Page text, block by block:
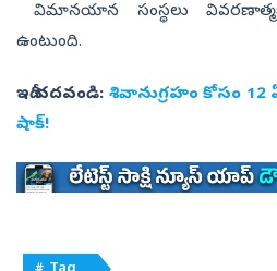
విమానయాన సంస్థలు
ఉంటుంది.
ఇదీ చదవండి: శివానుగ్రహం కోసం 12
షాక్‌!